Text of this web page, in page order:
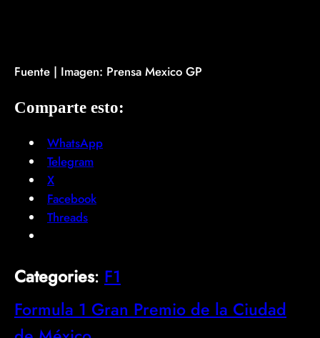
Fuente | Imagen: Prensa Mexico GP
Comparte esto:
WhatsApp
Telegram
X
Facebook
Threads
Categories: F1
Formula 1 Gran Premio de la Ciudad